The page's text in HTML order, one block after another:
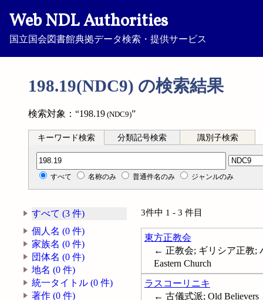
Web NDL Authorities
国立国会図書館典拠データ検索・提供サービス
198.19(NDC9) の検索結果
検索対象：“198.19 (NDC9)”
キーワード検索 分類記号検索 識別子検索
分類記号検索
すべて 名称のみ 普通件名のみ ジャンルのみ
すべて (3 件)
個人名 (0 件)
家族名 (0 件)
団体名 (0 件)
地名 (0 件)
統一タイトル (0 件)
著作 (0 件)
3件中 1 - 3 件目
東方正教会
← 正教会; ギリシア正教;
Eastern Church
ラスコーリニキ
← 古儀式派; Old Believers